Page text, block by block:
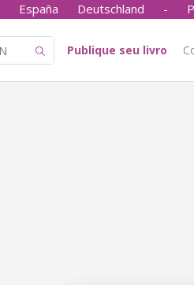
España Deutschland -
Publique seu livro